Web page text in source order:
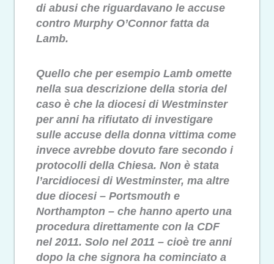
di abusi che riguardavano le accuse
contro Murphy O’Connor fatta da
Lamb.
Quello che per esempio Lamb omette
nella sua descrizione della storia del
caso è che la diocesi di Westminster
per anni ha rifiutato di investigare
sulle accuse della donna vittima come
invece avrebbe dovuto fare secondo i
protocolli della Chiesa. Non è stata
l’arcidiocesi di Westminster, ma altre
due diocesi – Portsmouth e
Northampton – che hanno aperto una
procedura direttamente con la CDF
nel 2011. Solo nel 2011 – cioè tre anni
dopo la che signora ha cominciato a